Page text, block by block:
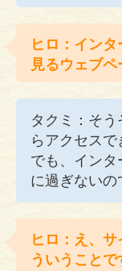
ヒロ：イン
見るウェブ
タクミ：そ
らアクセスで
でも、イン
に過ぎないの
ヒロ：え、
ういうことで